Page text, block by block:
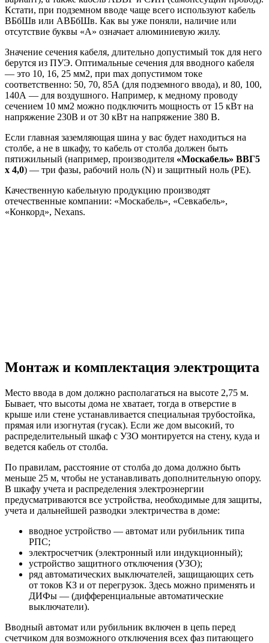
Кстати, при подземном вводе чаще всего используют кабель
ВБбШв или АВБбШв. Как вы уже поняли, наличие или
отсутствие буквы «А» означает алюминиевую жилу.
Значение сечения кабеля, длительно допустимый ток для него
берутся из ПУЭ. Оптимальные сечения для вводного кабеля
— это 10, 16, 25 мм2, при max допустимом токе
соответственно: 50, 70, 85А (для подземного ввода), и 80, 100,
140А — для воздушного. Например, к медному проводу
сечением 10 мм2 можно подключить мощность от 15 кВт на
напряжение 230В и от 30 кВт на напряжение 380 В.
Если главная заземляющая шина у вас будет находиться на
столбе, а не в шкафу, то кабель от столба должен быть
пятижильный (например, производителя «Москабель» ВВГ5
х 4,0) — три фазы, рабочий ноль (N) и защитный ноль (PE).
Качественную кабельную продукцию производят
отечественные компании: «Москабель», «Севкабель»,
«Конкорд», Nexans.
Монтаж и комплектация электрощита
Место ввода в дом должно располагаться на высоте 2,75 м.
Бывает, что высоты дома не хватает, тогда в отверстие в
крыше или стене устанавливается специальная трубостойка,
прямая или изогнутая (гусак). Если же дом высокий, то
распределительный шкаф с УЗО монтируется на стену, куда и
ведется кабель от столба.
По правилам, расстояние от столба до дома должно быть
меньше 25 м, чтобы не устанавливать дополнительную опору.
В шкафу учета и распределения электроэнергии
предусматриваются все устройства, необходимые для защиты,
учета и дальнейшей разводки электричества в доме:
вводное устройство — автомат или рубильник типа
РПС;
электросчетчик (электронный или индукционный);
устройство защитного отключения (УЗО);
ряд автоматических выключателей, защищающих сеть
от токов КЗ и от перегрузок. Здесь можно применять и
ДИФы — (дифференциальные автоматические
выключатели).
Вводный автомат или рубильник включен в цепь перед
счетчиком для возможного отключения всех фаз питающего